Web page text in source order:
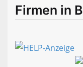
Firmen in